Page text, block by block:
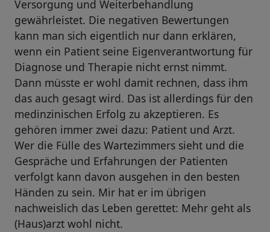
Versorgung und Weiterbehandlung
gewährleistet. Die negativen Bewertungen
kann man sich eigentlich nur dann erklären,
wenn ein Patient seine Eigenverantwortung für
Diagnose und Therapie nicht ernst nimmt.
Dann müsste er wohl damit rechnen, dass ihm
das auch gesagt wird. Das ist allerdings für den
medinzinischen Erfolg zu akzeptieren. Es
gehören immer zwei dazu: Patient und Arzt.
Wer die Fülle des Wartezimmers sieht und die
Gespräche und Erfahrungen der Patienten
verfolgt kann davon ausgehen in den besten
Händen zu sein. Mir hat er im übrigen
nachweislich das Leben gerettet: Mehr geht als
(Haus)arzt wohl nicht.